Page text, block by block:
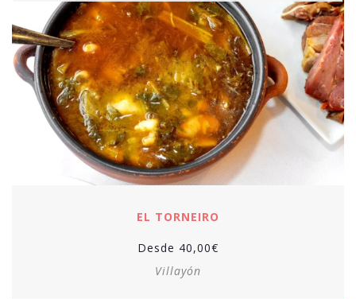
EL TORNEIRO
Desde 40,00€
Villayón